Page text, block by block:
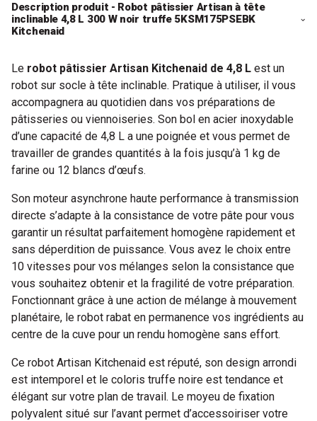
Description produit - Robot pâtissier Artisan à tête
inclinable 4,8 L 300 W noir truffe 5KSM175PSEBK
Kitchenaid
Le robot pâtissier Artisan Kitchenaid de 4,8 L est un
robot sur socle à tête inclinable. Pratique à utiliser, il vous
accompagnera au quotidien dans vos préparations de
pâtisseries ou viennoiseries. Son bol en acier inoxydable
d’une capacité de 4,8 L a une poignée et vous permet de
travailler de grandes quantités à la fois jusqu’à 1 kg de
farine ou 12 blancs d’œufs.
Son moteur asynchrone haute performance à transmission
directe s’adapte à la consistance de votre pâte pour vous
garantir un résultat parfaitement homogène rapidement et
sans déperdition de puissance. Vous avez le choix entre
10 vitesses pour vos mélanges selon la consistance que
vous souhaitez obtenir et la fragilité de votre préparation.
Fonctionnant grâce à une action de mélange à mouvement
planétaire, le robot rabat en permanence vos ingrédients au
centre de la cuve pour un rendu homogène sans effort.
Ce robot Artisan Kitchenaid est réputé, son design arrondi
est intemporel et le coloris truffe noire est tendance et
élégant sur votre plan de travail. Le moyeu de fixation
polyvalent situé sur l’avant permet d’accessoiriser votre